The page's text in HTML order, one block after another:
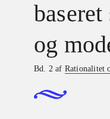
og
Bd. 2 af Rationalitet